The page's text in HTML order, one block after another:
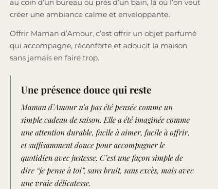
au coin d’un bureau ou près d’un bain, là où l’on veut
créer une ambiance calme et enveloppante.
Offrir Maman d’Amour, c’est offrir un objet parfumé
qui accompagne, réconforte et adoucit la maison
sans jamais en faire trop.
Une présence douce qui reste
Maman d’Amour n’a pas été pensée comme un
simple cadeau de saison. Elle a été imaginée comme
une attention durable, facile à aimer, facile à offrir,
et suffisamment douce pour accompagner le
quotidien avec justesse. C’est une façon simple de
dire “je pense à toi”, sans bruit, sans excès, mais avec
une vraie délicatesse.